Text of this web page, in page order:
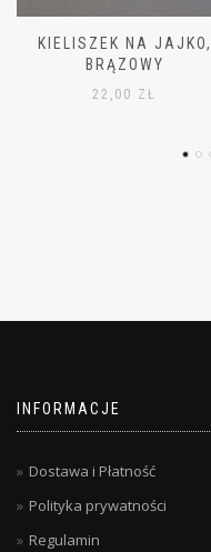
TALERZ DESER Ø15CM.
BRĄZOWY
55,00 ZŁ
INFORMACJE
Dostawa i Płatność
Polityka prywatności
Regulamin